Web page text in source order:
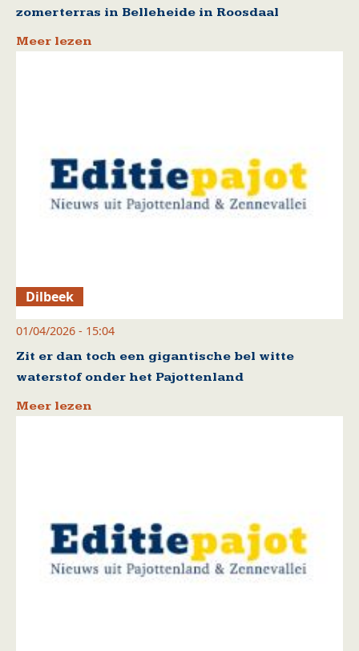
zomerterras in Belleheide in Roosdaal
Meer lezen
Dilbeek
01/04/2026 - 15:04
Zit er dan toch een gigantische bel witte
waterstof onder het Pajottenland
Meer lezen